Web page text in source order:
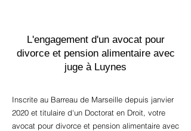
L'engagement d'un avocat pour
divorce et pension alimentaire avec
juge à Luynes
Inscrite au Barreau de Marseille depuis janvier
2020 et titulaire d'un Doctorat en Droit, votre
avocat pour divorce et pension alimentaire avec